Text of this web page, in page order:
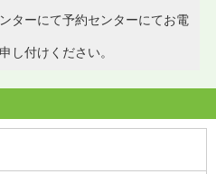
ターにて予約センターにてお電
し付けください。